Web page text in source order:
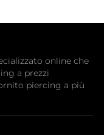
online che
a prezzi
piercing a più